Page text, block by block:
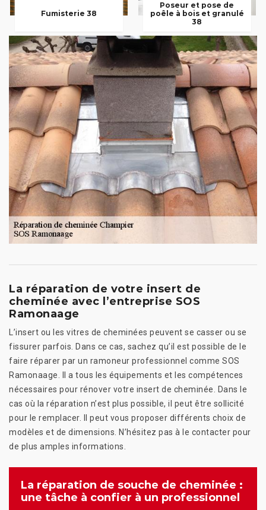
Fumisterie 38
Poseur et pose de
poêle à bois et granulé
38
La réparation de votre insert de
cheminée avec l’entreprise SOS
Ramonaage
L’insert ou les vitres de cheminées peuvent se casser ou se
fissurer parfois. Dans ce cas, sachez qu’il est possible de le
faire réparer par un ramoneur professionnel comme SOS
Ramonaage. Il a tous les équipements et les compétences
nécessaires pour rénover votre insert de cheminée. Dans le
cas où la réparation n’est plus possible, il peut être sollicité
pour le remplacer. Il peut vous proposer différents choix de
modèles et de dimensions. N’hésitez pas à le contacter pour
de plus amples informations.
La réparation de souche de cheminée :
une tâche à confier à un professionnel